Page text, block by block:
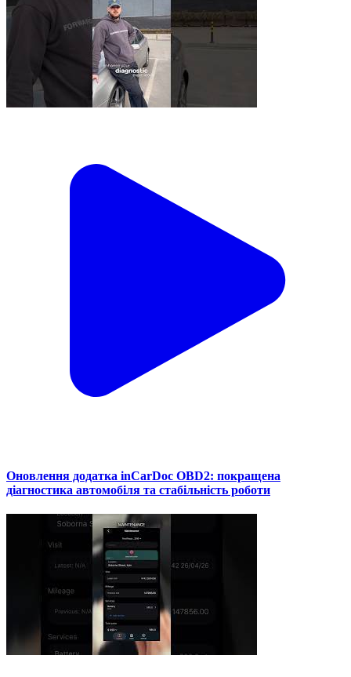
Оновлення додатка inCarDoc OBD2: покращена
діагностика автомобіля та стабільність роботи